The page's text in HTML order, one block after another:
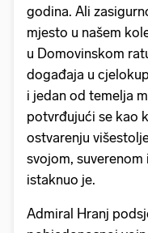
godina. Ali
mjesto u našem
u Domovinskom
događaja u
i jedan od temelja
potvrđujući se kao
ostvarenju
svojom,
istaknuo je.
Admiral Hranj